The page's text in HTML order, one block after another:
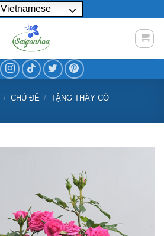
Vietnamese
/ CHỦ ĐỀ / TẶNG THẦY CÔ